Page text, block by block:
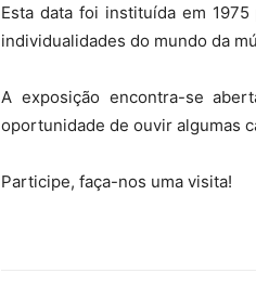
Esta data foi instituída em
individualidades do mundo da
A exposição encontra-se
oportunidade de ouvir algumas
Participe, faça-nos uma visita!